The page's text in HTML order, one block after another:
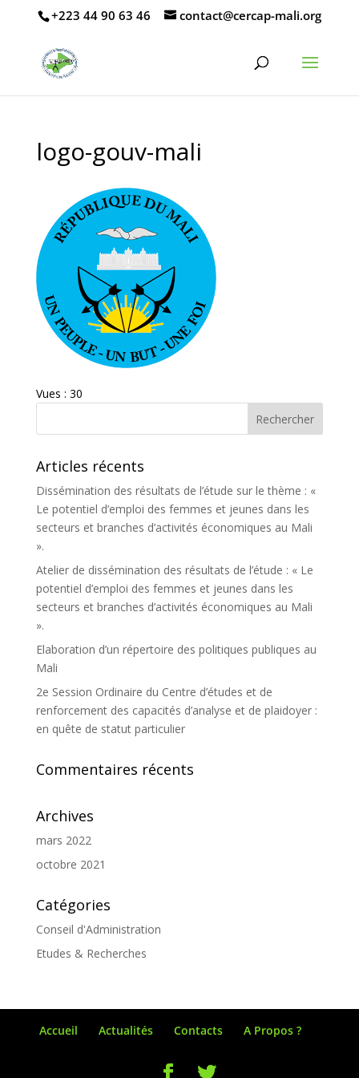
CENTRE D’ÉTUDES ET DE RENFORCEMENT DES CAPACITÉS
D’ANALYSE ET DE PLAIDOYER
+223 44 90 63 46 contact@cercap-mali.org
logo-gouv-mali
Vues : 30
Articles récents
Dissémination des résultats de l’étude sur le thème : «
Le potentiel d’emploi des femmes et jeunes dans les
secteurs et branches d’activités économiques au Mali
».
Atelier de dissémination des résultats de l’étude : « Le
potentiel d’emploi des femmes et jeunes dans les
secteurs et branches d’activités économiques au Mali
».
Elaboration d’un répertoire des politiques publiques au
Mali
2e Session Ordinaire du Centre d’études et de
renforcement des capacités d’analyse et de plaidoyer :
en quête de statut particulier
Commentaires récents
Archives
mars 2022
octobre 2021
Catégories
Conseil d'Administration
Etudes & Recherches
Accueil Actualités Contacts A Propos ?